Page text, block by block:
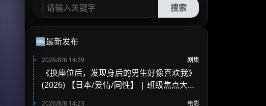
搜索
🆕最新发布
2026/8/6 14:39 剧集
《换座位后，发现身后的男生好像喜欢我》
(2026) 【日本/爱情/同性】 | 班级焦点大帅
2026/8/6 14:23 电影